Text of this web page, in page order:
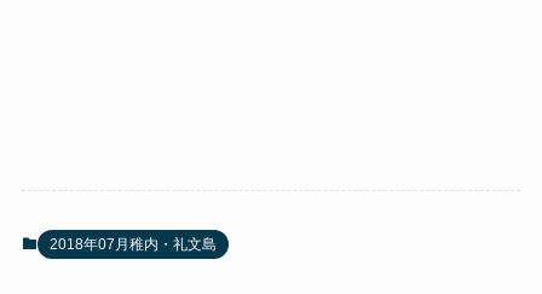
2018年07月稚内・礼文島